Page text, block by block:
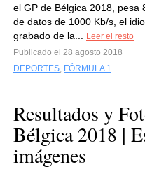
el GP de Bélgica 2018, pesa
de datos de 1000 Kb/s, el
grabado de la...
Leer el resto
Publicado el 28 agosto 2018
DEPORTES, FÓRMULA 1
Resultados y
Bélgica 2018 |
imágenes